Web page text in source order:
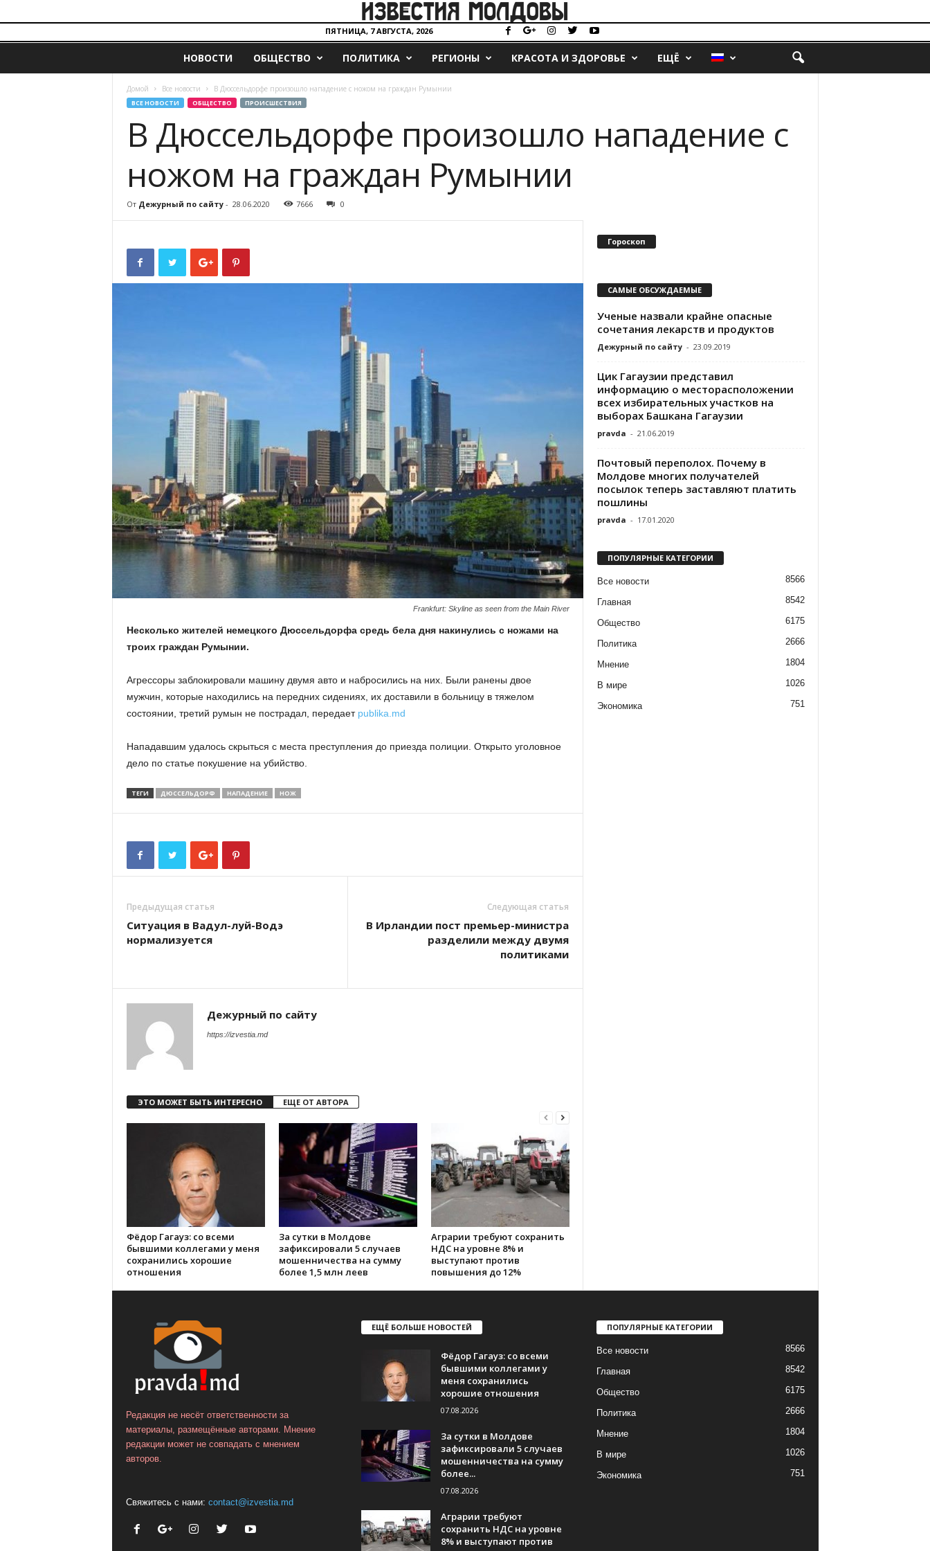
z
e
ПЯТНИЦА, 7 АВГУСТА, 2026
НОВОСТИ ОБЩЕСТВО ПОЛИТИКА РЕГИОНЫ КРАСОТА И ЗДОРОВЬЕ ЕЩЁ
Домой Все новости В Дюссельдорфе произошло нападение с ножом на граждан Румынии
ВСЕ НОВОСТИ ОБЩЕСТВО ПРОИСШЕСТВИЯ
В Дюссельдорфе произошло нападение с
ножом на граждан Румынии
От Дежурный по сайту- 28.06.2020 7666 0
Frankfurt: Skyline as seen from the Main River
Несколько жителей немецкого Дюссельдорфа средь бела дня накинулись с ножами на
троих граждан Румынии.
Агрессоры заблокировали машину двумя авто и набросились на них. Были ранены двое
мужчин, которые находились на передних сидениях, их доставили в больницу в тяжелом
состоянии, третий румын не пострадал, передает publika.md
Нападавшим удалось скрыться с места преступления до приезда полиции. Открыто уголовное
дело по статье покушение на убийство.
ТЕГИ ДЮССЕЛЬДОРФ НАПАДЕНИЕ НОЖ
Предыдущая статья
Ситуация в Вадул-луй-Водэ
нормализуется
Следующая статья
В Ирландии пост премьер-министра
разделили между двумя
политиками
Дежурный по сайту
https://izvestia.md
ЭТО МОЖЕТ БЫТЬ ИНТЕРЕСНО ЕЩЕ ОТ АВТОРА
Фёдор Гагауз: со всеми
бывшими коллегами у меня
сохранились хорошие
отношения
За сутки в Молдове
зафиксировали 5 случаев
мошенничества на сумму
более 1,5 млн леев
Аграрии требуют сохранить
НДС на уровне 8% и
выступают против
повышения до 12%
Гороскоп
САМЫЕ ОБСУЖДАЕМЫЕ
Ученые назвали крайне опасные
сочетания лекарств и продуктов
Дежурный по сайту - 23.09.2019
Цик Гагаузии представил
информацию о месторасположении
всех избирательных участков на
выборах Башкана Гагаузии
pravda - 21.06.2019
Почтовый переполох. Почему в
Молдове многих получателей
посылок теперь заставляют платить
пошлины
pravda - 17.01.2020
ПОПУЛЯРНЫЕ КАТЕГОРИИ
Все новости 8566
Главная 8542
Общество 6175
Политика 2666
Мнение 1804
В мире 1026
Экономика 751
Редакция не несёт ответственности за
материалы, размещённые авторами. Мнение
редакции может не совпадать с мнением
авторов.
Свяжитесь с нами: contact@izvestia.md
ЕЩЁ БОЛЬШЕ НОВОСТЕЙ
Фёдор Гагауз: со всеми
бывшими коллегами у
меня сохранились
хорошие отношения
07.08.2026
За сутки в Молдове
зафиксировали 5 случаев
мошенничества на сумму
более...
07.08.2026
Аграрии требуют
сохранить НДС на уровне
8% и выступают против
ПОПУЛЯРНЫЕ КАТЕГОРИИ
Все новости 8566
Главная 8542
Общество 6175
Политика 2666
Мнение 1804
В мире 1026
Экономика 751